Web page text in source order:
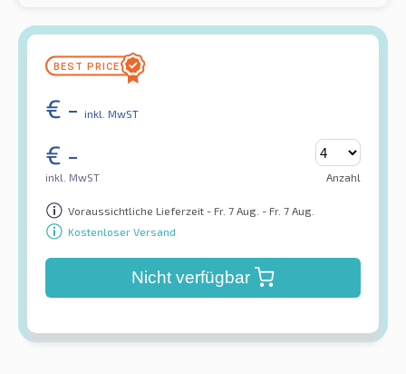
€ - inkl. MwST
€ -
inkl. MwST Anzahl
Voraussichtliche Lieferzeit - Fr. 7 Aug. - Fr. 7 Aug.
Kostenloser Versand
Nicht verfügbar